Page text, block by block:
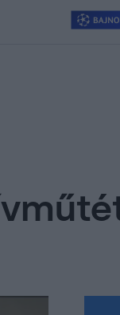
Exek